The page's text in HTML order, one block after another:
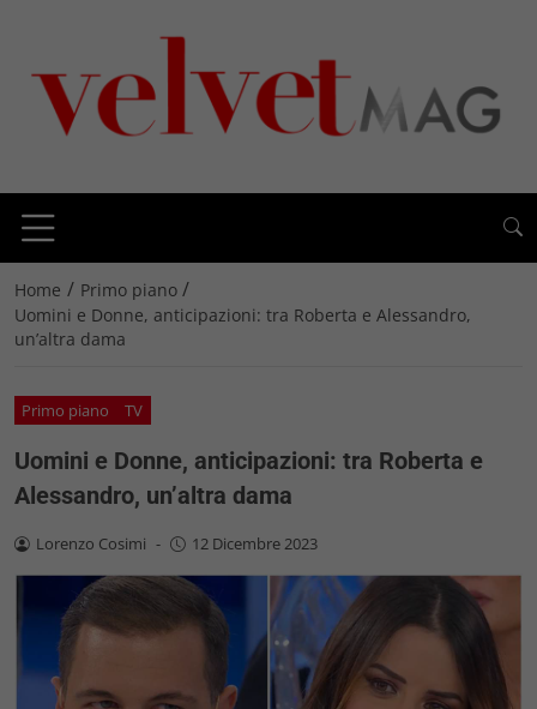
Home / Primo piano /
Uomini e Donne, anticipazioni: tra Roberta e Alessandro,
un’altra dama
Primo piano TV
Uomini e Donne, anticipazioni: tra Roberta e
Alessandro, un’altra dama
Lorenzo Cosimi - 12 Dicembre 2023